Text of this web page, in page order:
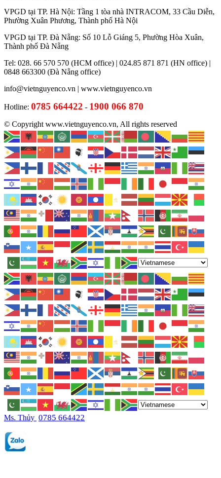
VPGD tại TP. Hà Nội: Tầng 1 tòa nhà INTRACOM, 33 Cầu Diễn,
Phường Xuân Phương, Thành phố Hà Nội
VPGD tại TP. Đà Nẵng: Số 10 Lỗ Giáng 5, Phường Hòa Xuân,
Thành phố Đà Nẵng
Tel: 028. 66 570 570 (HCM office) | 024.85 871 871 (HN office) |
0848 663300 (Đà Nẵng office)
info@vietnguyenco.vn | www.vietnguyenco.vn
Hotline: 0785 664422 - 1900 066 870
© Copyright www.vietnguyenco.vn, All rights reserved
Ms. Thủy 0785 664422